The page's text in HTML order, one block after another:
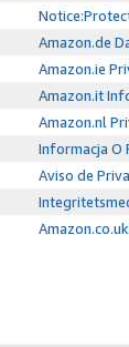
Amazon.de
Amazon.ie
Amazon.it
Amazon.nl
Informacja O
Aviso de